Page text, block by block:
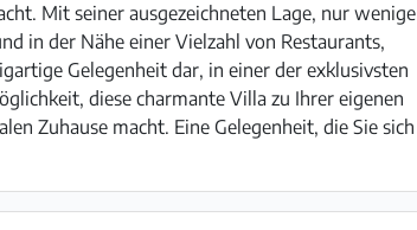
Mit seiner ausgezeichneten Lage, nur wenige
in der Nähe einer Vielzahl von Restaurants,
Gelegenheit dar, in einer der exklusivsten
diese charmante Villa zu Ihrer eigenen
Zuhause macht. Eine Gelegenheit, die Sie sich